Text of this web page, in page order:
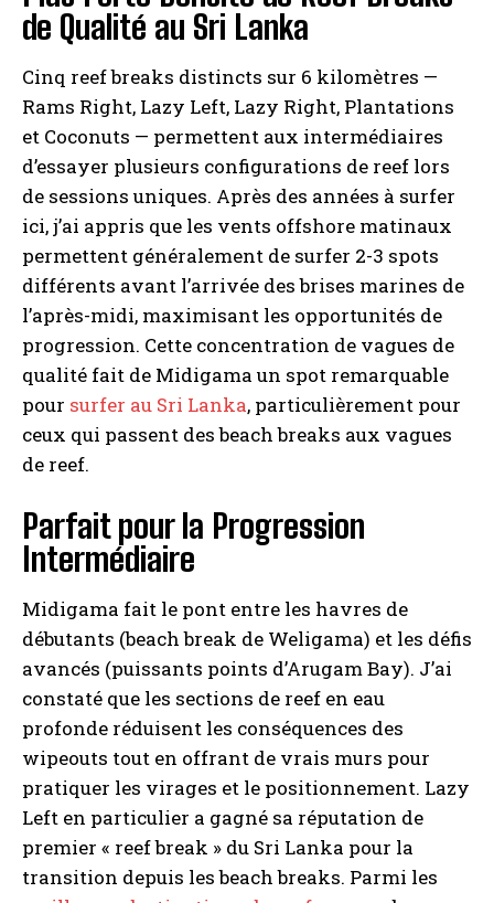
de Qualité au Sri Lanka
Cinq reef breaks distincts sur 6 kilomètres —
Rams Right, Lazy Left, Lazy Right, Plantations
et Coconuts — permettent aux intermédiaires
d’essayer plusieurs configurations de reef lors
de sessions uniques. Après des années à surfer
ici, j’ai appris que les vents offshore matinaux
permettent généralement de surfer 2-3 spots
différents avant l’arrivée des brises marines de
l’après-midi, maximisant les opportunités de
progression. Cette concentration de vagues de
qualité fait de Midigama un spot remarquable
pour surfer au Sri Lanka, particulièrement pour
ceux qui passent des beach breaks aux vagues
de reef.
Parfait pour la Progression
Intermédiaire
Midigama fait le pont entre les havres de
débutants (beach break de Weligama) et les défis
avancés (puissants points d’Arugam Bay). J’ai
constaté que les sections de reef en eau
profonde réduisent les conséquences des
wipeouts tout en offrant de vrais murs pour
pratiquer les virages et le positionnement. Lazy
Left en particulier a gagné sa réputation de
premier « reef break » du Sri Lanka pour la
transition depuis les beach breaks. Parmi les